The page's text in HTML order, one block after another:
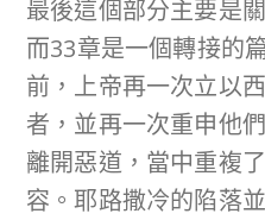
最後這個部分主要是
而33章是一個轉接的
前，上帝再一次立以
者，並再一次重申他
離開惡道，當中重複
容。耶路撒冷的陷落